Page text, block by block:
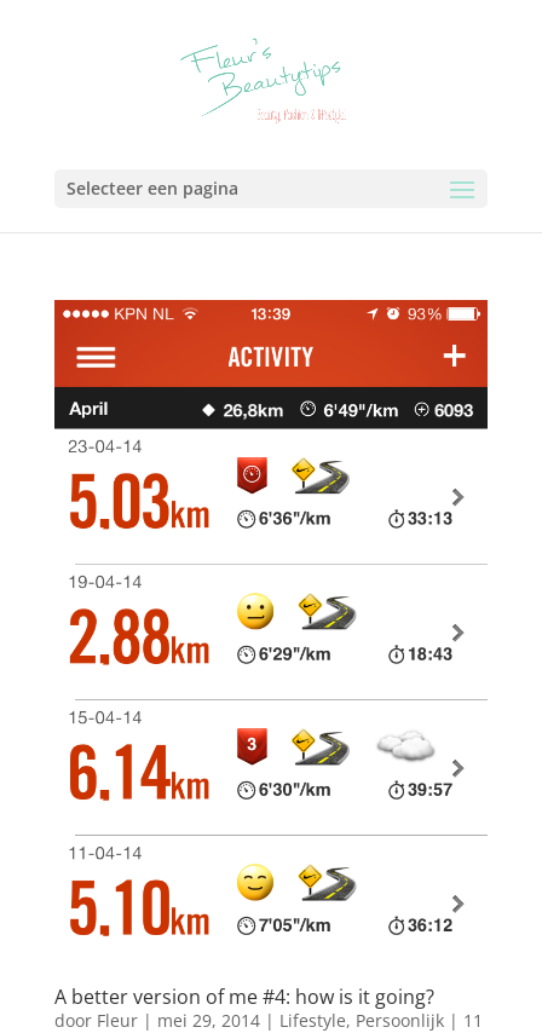
Selecteer een pagina
A better version of me #4: how is it going?
door Fleur| mei 29, 2014| Lifestyle, Persoonlijk| 11